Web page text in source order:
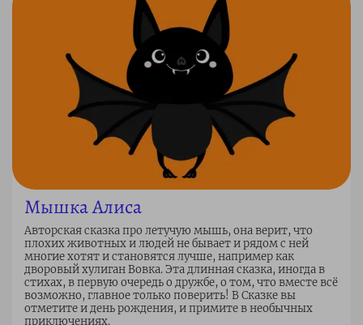
Мышка Алиса
Авторская сказка про летучую мышь, она верит, что
плохих животных и людей не бывает и рядом с ней
многие хотят и становятся лучше, например как
дворовый хулиган Вовка. Эта длинная сказка, иногда в
стихах, в первую очередь о дружбе, о том, что вместе всё
возможно, главное только поверить! В Сказке вы
отметите и день рождения, и примите в необычных
приключениях.